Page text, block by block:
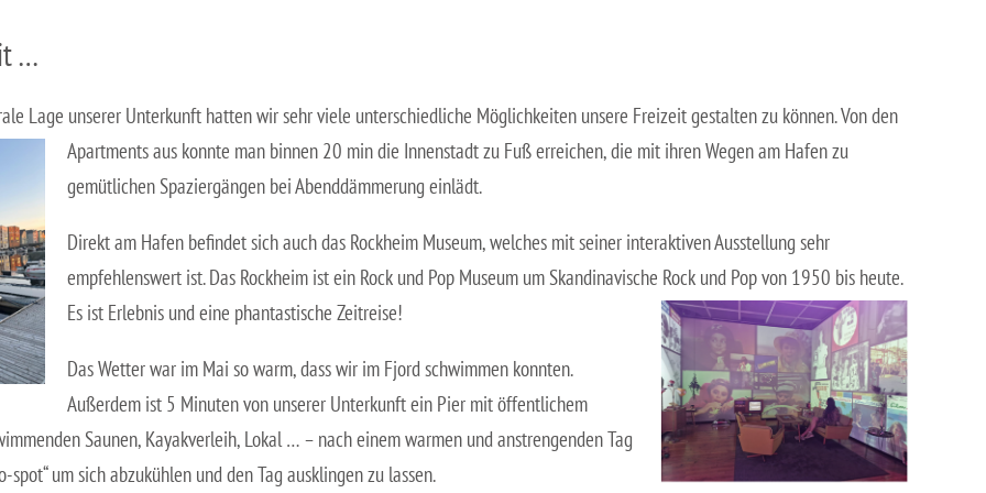
…
Lage unserer Unterkunft hatten wir sehr viele unterschiedliche Möglichkeiten unsere Freizeit gestalten zu können. Von den
Apartments aus konnte man binnen 20 min die Innenstadt zu Fuß erreichen, die mit ihren Wegen am Hafen zu
gemütlichen Spaziergängen bei Abenddämmerung einlädt.
Direkt am Hafen befindet sich auch das Rockheim Museum, welches mit seiner interaktiven Ausstellung sehr
empfehlenswert ist. Das Rockheim ist ein Rock und Pop Museum um Skandinavische Rock und Pop von 1950 bis heute.
Es ist Erlebnis und eine phantastische Zeitreise!
Das Wetter war im Mai so warm, dass wir im Fjord schwimmen konnten.
Außerdem ist 5 Minuten von unserer Unterkunft ein Pier mit öffentlichem
Saunen, Kayakverleih, Lokal … – nach einem warmen und anstrengenden Tag
spot“ um sich abzukühlen und den Tag ausklingen zu lassen.